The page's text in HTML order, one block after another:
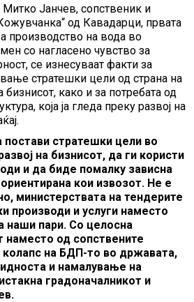
Јанчев, сопственик и
од Кавадарци, првата
производство на вода во
со нагласено чувство за
се изнесуваат факти за
стратешки цели од страна на
бизнисот, како и за потребата од
која ја гледа преку развој на
стратешки цели во
на бизнисот, да ги користи
и да биде помалку зависна
кои извозот. Не е
министерствата на тендерите
производи и услуги наместо
наши пари. Со целосна
наместо од сопствените
на БДП-то во државата,
и намалување на
градоначалникот и